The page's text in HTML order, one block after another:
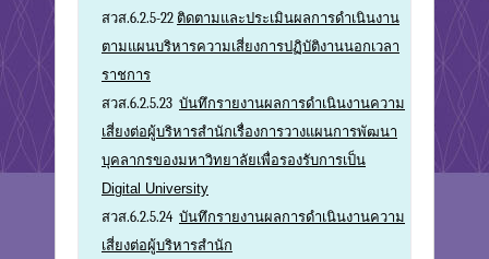
สวส.6.2.5-22 ติดตามและประเมินผลการดำเนินงาน
ตามแผนบริหารความเสี่ยงการปฏิบัติงานนอกเวลา
ราชการ
สวส.6.2.5.23 บันทึกรายงานผลการดำเนินงานความ
เสี่ยงต่อผู้บริหารสำนักเรื่องการวางแผนการพัฒนา
บุคลากรของมหาวิทยาลัยเพื่อรองรับการเป็น
Digital University
สวส.6.2.5.24 บันทึกรายงานผลการดำเนินงานความ
เสี่ยงต่อผู้บริหารสำนัก